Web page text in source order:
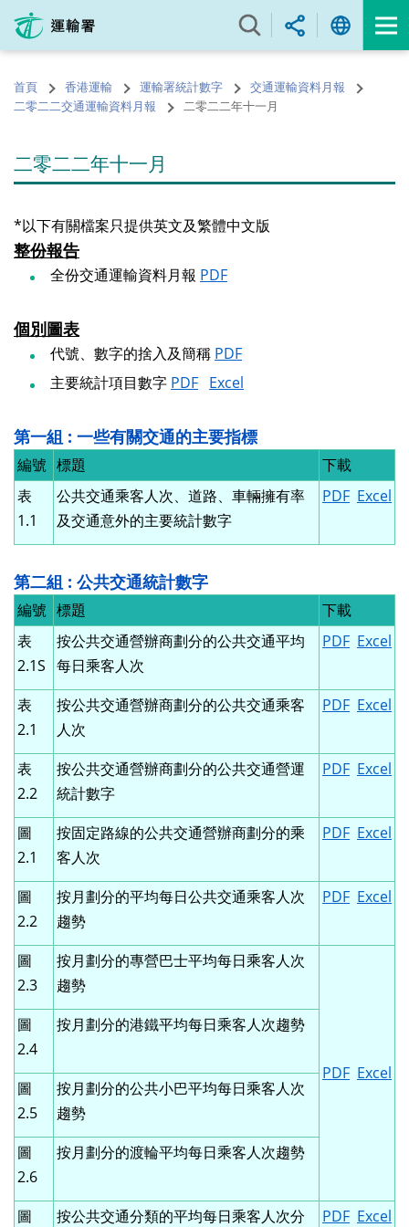
內
的
開
首頁 香港運輸 運輸署統計數字
交通運輸資料月報
二零二二交通運輸資料月報
二零二二年十一月
二零二二年十一月
*以下有關檔案只提供英文及繁體中文版
整份報告
全份交通運輸資料月報 PDF
個別圖表
代號、數字的捨入及簡稱 PDF
主要統計項目數字 PDF Excel
第一組 : 一些有關交通的主要指標
編號 標題
下載
表
1.1
公共交通乘客人次、道路、車輛擁有率
及交通意外的主要統計數字
PDF Excel
第二組 : 公共交通統計數字
編號 標題
下載
表
2.1S
按公共交通營辦商劃分的公共交通平均
每日乘客人次
PDF Excel
表
2.1
按公共交通營辦商劃分的公共交通乘客
人次
PDF Excel
表
2.2
按公共交通營辦商劃分的公共交通營運
統計數字
PDF Excel
圖
2.1
按固定路線的公共交通營辦商劃分的乘
客人次
PDF Excel
圖
2.2
按月劃分的平均每日公共交通乘客人次
趨勢
PDF Excel
圖
2.3
按月劃分的專營巴士平均每日乘客人次
趨勢
PDF Excel
圖
2.4
按月劃分的港鐵平均每日乘客人次趨勢
圖
2.5
按月劃分的公共小巴平均每日乘客人次
趨勢
圖
2.6
按月劃分的渡輪平均每日乘客人次趨勢
圖
按公共交通分類的平均每日乘客人次分
PDF Excel